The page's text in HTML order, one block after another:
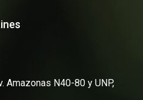
Amazonas N40-80 y UNP,